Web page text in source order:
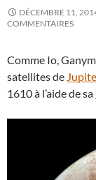
DÉCEMBRE 11,
COMMENTAIRES
Comme Io,
satellites de
1610 à l’aide de sa